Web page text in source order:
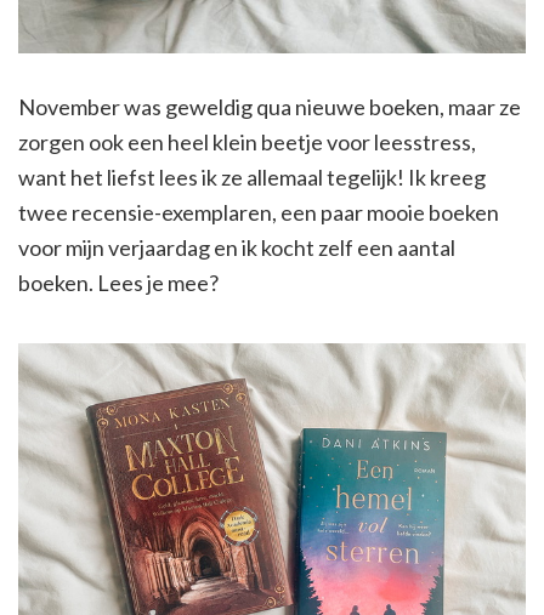
November was geweldig qua nieuwe boeken, maar ze
zorgen ook een heel klein beetje voor leesstress,
want het liefst lees ik ze allemaal tegelijk! Ik kreeg
twee recensie-exemplaren, een paar mooie boeken
voor mijn verjaardag en ik kocht zelf een aantal
boeken. Lees je mee?